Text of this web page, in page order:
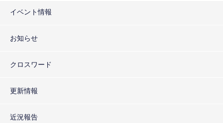
イベント情報
お知らせ
クロスワード
更新情報
近況報告